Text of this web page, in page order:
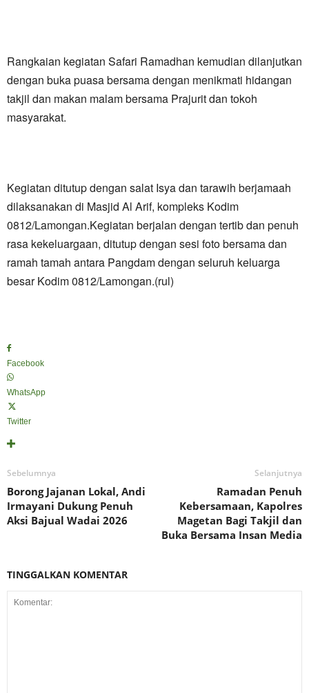
​Rangkaian kegiatan Safari Ramadhan kemudian dilanjutkan
dengan buka puasa bersama dengan menikmati hidangan
takjil dan makan malam bersama Prajurit dan tokoh
masyarakat.
Kegiatan ditutup dengan ​salat Isya dan tarawih berjamaah
dilaksanakan di Masjid Al Arif, kompleks Kodim
0812/Lamongan.Kegiatan berjalan dengan tertib dan penuh
rasa kekeluargaan, ditutup dengan sesi foto bersama dan
ramah tamah antara Pangdam dengan seluruh keluarga
besar Kodim 0812/Lamongan.(rul)
Facebook
WhatsApp
Twitter
Sebelumnya
Borong Jajanan Lokal, Andi
Irmayani Dukung Penuh
Aksi Bajual Wadai 2026
Selanjutnya
Ramadan Penuh
Kebersamaan, Kapolres
Magetan Bagi Takjil dan
Buka Bersama Insan Media
TINGGALKAN KOMENTAR